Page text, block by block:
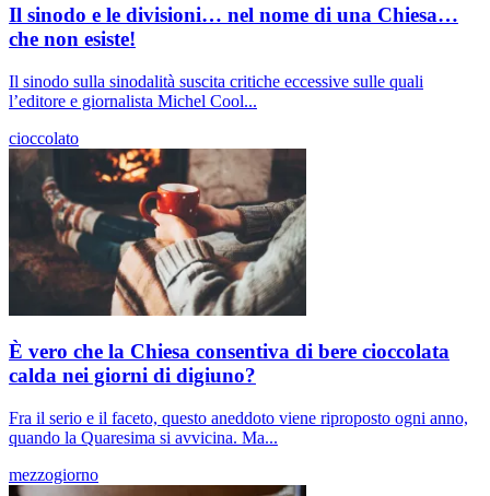
Il sinodo e le divisioni… nel nome di una Chiesa…
che non esiste!
Il sinodo sulla sinodalità suscita critiche eccessive sulle quali
l’editore e giornalista Michel Cool...
cioccolato
È vero che la Chiesa consentiva di bere cioccolata
calda nei giorni di digiuno?
Fra il serio e il faceto, questo aneddoto viene riproposto ogni anno,
quando la Quaresima si avvicina. Ma...
mezzogiorno